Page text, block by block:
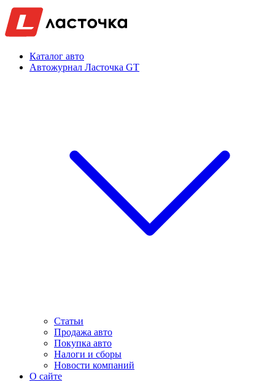
Каталог авто
Автожурнал Ласточка GT
Статьи
Продажа авто
Покупка авто
Налоги и сборы
Новости компаний
О сайте